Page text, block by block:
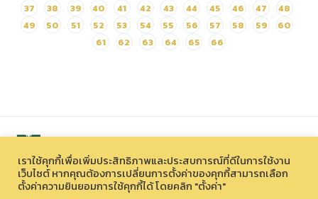
37
38 39 40 41 42 43 44 45 46 47
48
49
50 51 52 53 54 55 56 57 58 59
60
61
62 63 64 65 66
สงวนลิขสิทธิ์ © 2026 องค์การบริหารไนท์ซาฟารี (องค์การมหาชน)
เราใช้คุกกี้เพื่อเพิ่มประสิทธิภาพและประสบการณ์ที่ดีในการใช้งาน
เว็บไซต์ หากคุณต้องการเปลี่ยนการตั้งค่าของคุกกี้สามารถเลือก
ตั้งค่าความยินยอมการใช้คุกกี้ได้ โดยคลิก "ตั้งค่า"